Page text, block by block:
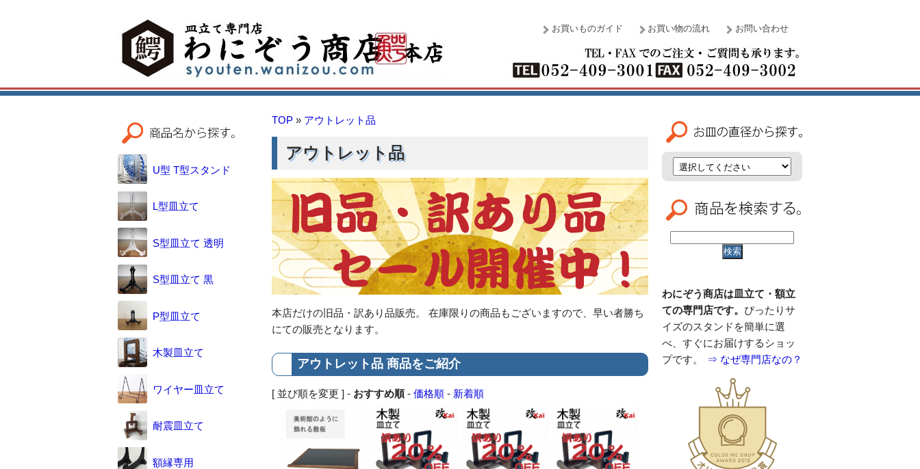
お買いものガイド お買い物の流れ お問い合わせ
TOP » アウトレット品
アウトレット品
本店だけの旧品・訳あり品販売。 在庫限りの商品もございますので、早い者勝ち
にての販売となります。
アウトレット品 商品をご紹介
[ 並び順を変更 ] - おすすめ順- 価格順 - 新着順
U型 T型スタンド
L型皿立て
S型皿立て 透明
S型皿立て 黒
P型皿立て
木製皿立て
ワイヤー皿立て
耐震皿立て
額縁専用
わにぞう商店は皿立て・額立
ての専門店です。 ぴったりサ
イズのスタンドを簡単に選
べ、すぐにお届けするショッ
プです。
⇒ なぜ専門店なの？